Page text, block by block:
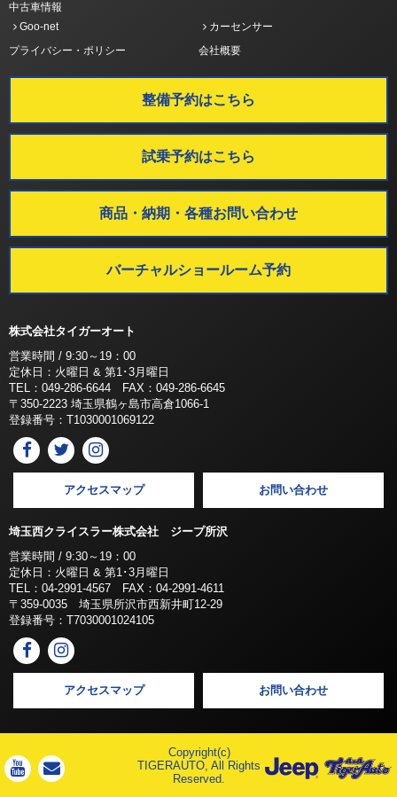
中古車情報
Goo-net
カーセンサー
プライバシー・ポリシー
会社概要
整備予約はこちら
試乗予約はこちら
商品・納期・各種お問い合わせ
バーチャルショールーム予約
株式会社タイガーオート
営業時間 / 9:30～19：00
定休日：火曜日 & 第1･3月曜日
TEL：049-286-6644 FAX：049-286-6645
〒350-2223 埼玉県鶴ヶ島市高倉1066-1
登録番号：T1030001069122
アクセスマップ お問い合わせ
埼玉西クライスラー株式会社 ジープ所沢
営業時間 / 9:30～19：00
定休日：火曜日 & 第1･3月曜日
TEL：04-2991-4567 FAX：04-2991-4611
〒359-0035 埼玉県所沢市西新井町12-29
登録番号：T7030001024105
アクセスマップ お問い合わせ
Copyright(c)
TIGERAUTO, All Rights
Reserved.